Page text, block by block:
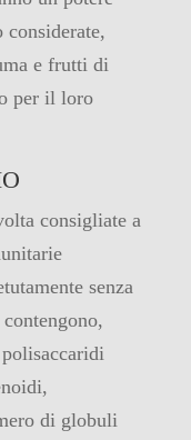
e frutti di
per il loro
consigliate a
senza
di globuli